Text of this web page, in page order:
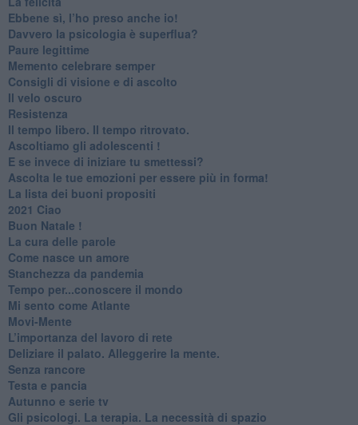
​Ebbene sì, l’ho preso anche io!
​Davvero la psicologia è superflua?
Paure legittime
​Memento celebrare semper
​Consigli di visione e di ascolto
​Il velo oscuro
Resistenza
​Il tempo libero. Il tempo ritrovato.
Ascoltiamo gli adolescenti !
​E se invece di iniziare tu smettessi?
​Ascolta le tue emozioni per essere più in forma!
​La lista dei buoni propositi
2021 Ciao
Buon Natale !
​La cura delle parole
​Come nasce un amore
Stanchezza da pandemia
​Tempo per...conoscere il mondo
​Mi sento come Atlante
​Movi-Mente
​L’importanza del lavoro di rete
​Deliziare il palato. Alleggerire la mente.
​Senza rancore
​Testa e pancia
​Autunno e serie tv
​Gli psicologi. La terapia. La necessità di spazio